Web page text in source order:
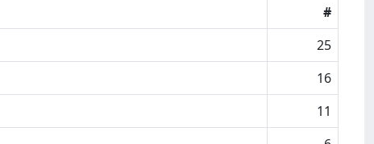
#
25
16
11